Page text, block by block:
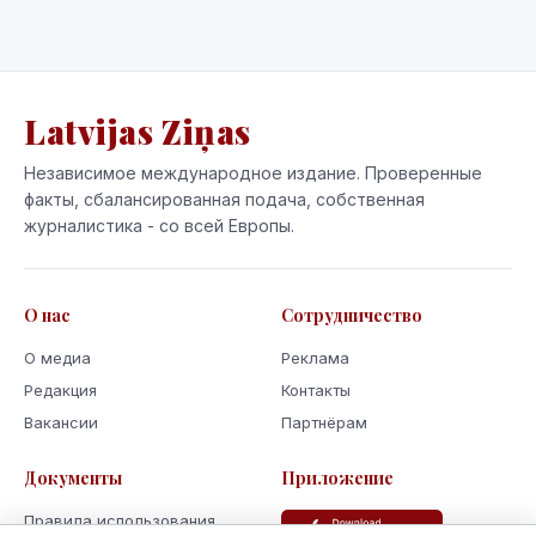
Latvijas Ziņas
Независимое международное издание. Проверенные
факты, сбалансированная подача, собственная
журналистика - со всей Европы.
О нас
О медиа
Редакция
Вакансии
Сотрудничество
Реклама
Контакты
Партнёрам
Документы
Правила использования
Приложение